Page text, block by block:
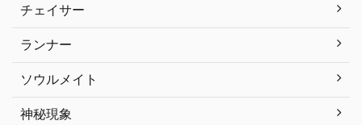
チェイサー
ランナー
ソウルメイト
神秘現象